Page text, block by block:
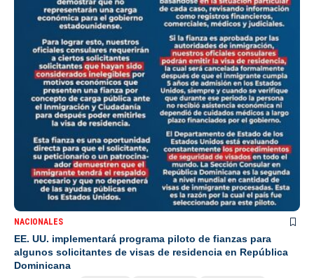
NACIONALES
EE. UU. implementará programa piloto de fianzas para
algunos solicitantes de visas de residencia en República
Dominicana